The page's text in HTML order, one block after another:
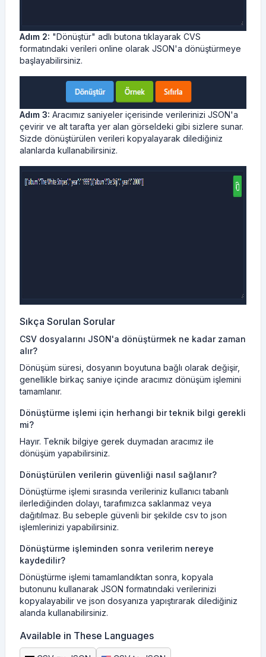
Adım 2: "Dönüştür" adlı butona tıklayarak CVS
formatındaki verileri online olarak JSON'a dönüştürmeye
başlayabilirsiniz.
Adım 3: Aracımız saniyeler içerisinde verilerinizi JSON'a
çevirir ve alt tarafta yer alan görseldeki gibi sizlere sunar.
Sizde dönüştürülen verileri kopyalayarak dilediğiniz
alanlarda kullanabilirsiniz.
Sıkça Sorulan Sorular
CSV dosyalarını JSON'a dönüştürmek ne kadar zaman
alır?
Dönüşüm süresi, dosyanın boyutuna bağlı olarak değişir,
genellikle birkaç saniye içinde aracımız dönüşüm işlemini
tamamlanır.
Dönüştürme işlemi için herhangi bir teknik bilgi gerekli
mi?
Hayır. Teknik bilgiye gerek duymadan aracımız ile
dönüşüm yapabilirsiniz.
Dönüştürülen verilerin güvenliği nasıl sağlanır?
Dönüştürme işlemi sırasında verileriniz kullanıcı tabanlı
ilerlediğinden dolayı, tarafımızca saklanmaz veya
dağıtılmaz. Bu sebeple güvenli bir şekilde csv to json
işlemlerinizi yapabilirsiniz.
Dönüştürme işleminden sonra verilerim nereye
kaydedilir?
Dönüştürme işlemi tamamlandıktan sonra, kopyala
butonunu kullanarak JSON formatındaki verilerinizi
kopyalayabilir ve json dosyanıza yapıştırarak dilediğiniz
alanda kullanabilirsiniz.
Available in These Languages